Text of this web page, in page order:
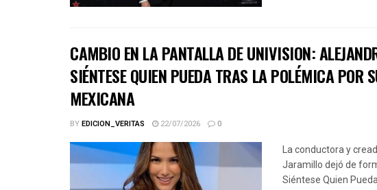
CAMBIO EN LA PANTALLA DE UNIVISION:
SIÉNTESE QUIEN PUEDA TRAS LA POLÉMICA POR
MEXICANA
BYEDICION_VERITAS 22/07/2026 0
La conductora y
Jaramillo dejó de
Siéntese Quien